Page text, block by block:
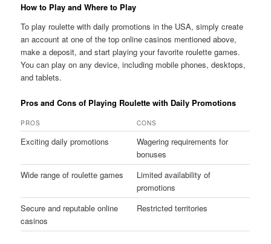
How to Play and Where to Play
To play roulette with daily promotions in the USA, simply create
an account at one of the top online casinos mentioned above,
make a deposit, and start playing your favorite roulette games.
You can play on any device, including mobile phones, desktops,
and tablets.
Pros and Cons of Playing Roulette with Daily Promotions
PROS CONS
Exciting daily promotions
Wagering requirements for
bonuses
Wide range of roulette games
Limited availability of
promotions
Secure and reputable online
casinos
Restricted territories